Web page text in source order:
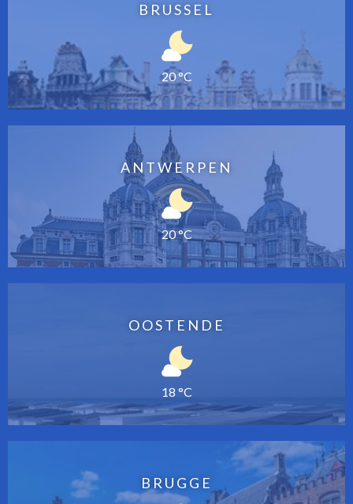
BRUSSEL
20 °C
ANTWERPEN
20 °C
OOSTENDE
18 °C
BRUGGE